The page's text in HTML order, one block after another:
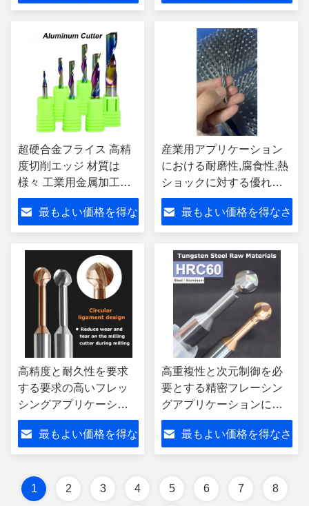
超硬合金フライス 高精
度切削エッジ 材質は
様々 工業用金属加工用
途に適しています
最もよい価格を得な
産業用アプリケーション
における耐磨性,腐食性,熱
ショックに対する優れた
耐久性を提供するスパー
ル・カービッドフレスリ
ングツール
最もよい価格を得なさ
高精度と耐久性を要求
する要求の高いフレッ
シングアプリケーショ
ンに適したスパール精
密炭化物フレッシング
ツール
最もよい価格を得な
高重複性と次元制御を必
要とする精密フレーシン
グアプリケーションに最
適化されたスパールカー
ビッドフレーシングツー
ル
最もよい価格を得なさ
1 2 3 4 5 6 7 8